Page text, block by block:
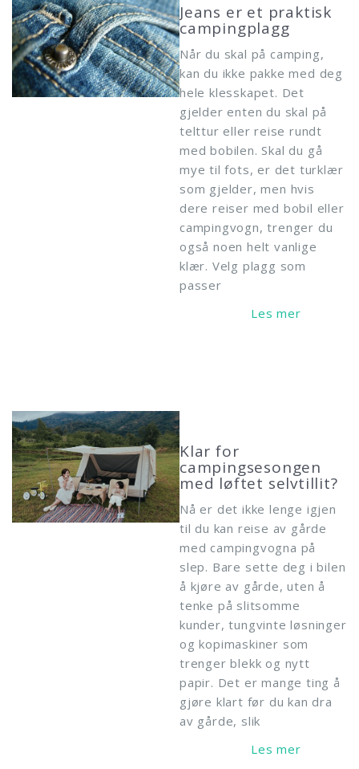
Jeans er et praktisk
campingplagg
Når du skal på camping,
kan du ikke pakke med deg
hele klesskapet. Det
gjelder enten du skal på
telttur eller reise rundt
med bobilen. Skal du gå
mye til fots, er det turklær
som gjelder, men hvis
dere reiser med bobil eller
campingvogn, trenger du
også noen helt vanlige
klær. Velg plagg som
passer
Klar for
campingsesongen
med løftet selvtillit?
Nå er det ikke lenge igjen
til du kan reise av gårde
med campingvogna på
slep. Bare sette deg i bilen
å kjøre av gårde, uten å
tenke på slitsomme
kunder, tungvinte løsninger
og kopimaskiner som
trenger blekk og nytt
papir. Det er mange ting å
gjøre klart før du kan dra
av gårde, slik